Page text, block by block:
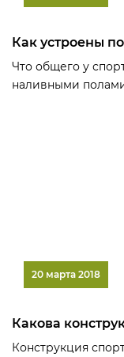
Как устроены
Что общего у
наливными
20 марта 2018
Какова
Конструкция